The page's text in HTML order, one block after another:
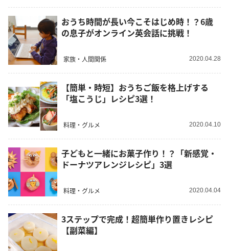
おうち時間が長い今こそはじめ時！？6歳
の息子がオンライン英会話に挑戦！
家族・人間関係 2020.04.28
【簡単・時短】おうちご飯を格上げする
「塩こうじ」レシピ3選！
料理・グルメ 2020.04.10
子どもと一緒にお菓子作り！？「新感覚・
ドーナツアレンジレシピ」3選
料理・グルメ 2020.04.04
3ステップで完成！超簡単作り置きレシピ
【副菜編】